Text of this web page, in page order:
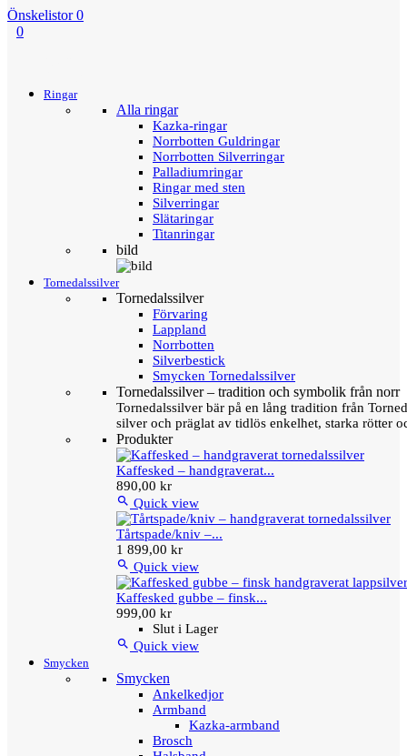
Önskelistor 0
0
Ringar
Alla ringar
Kazka-ringar
Norrbotten Guldringar
Norrbotten Silverringar
Palladiumringar
Ringar med sten
Silverringar
Slätaringar
Titanringar
bild
Tornedalssilver
Tornedalssilver
Förvaring
Lappland
Norrbotten
Silverbestick
Smycken Tornedalssilver
Tornedalssilver – tradition och symbolik från norr
Tornedalssilver bär på en lång tradition från
silver och präglat av tidlös enkelhet, starka rötter
Produkter
Kaffesked – handgraverat...
890,00 kr
 Quick view
Tårtspade/kniv –...
1 899,00 kr
 Quick view
Kaffesked gubbe – finsk...
999,00 kr
Slut i Lager
 Quick view
Smycken
Smycken
Ankelkedjor
Armband
Kazka-armband
Brosch